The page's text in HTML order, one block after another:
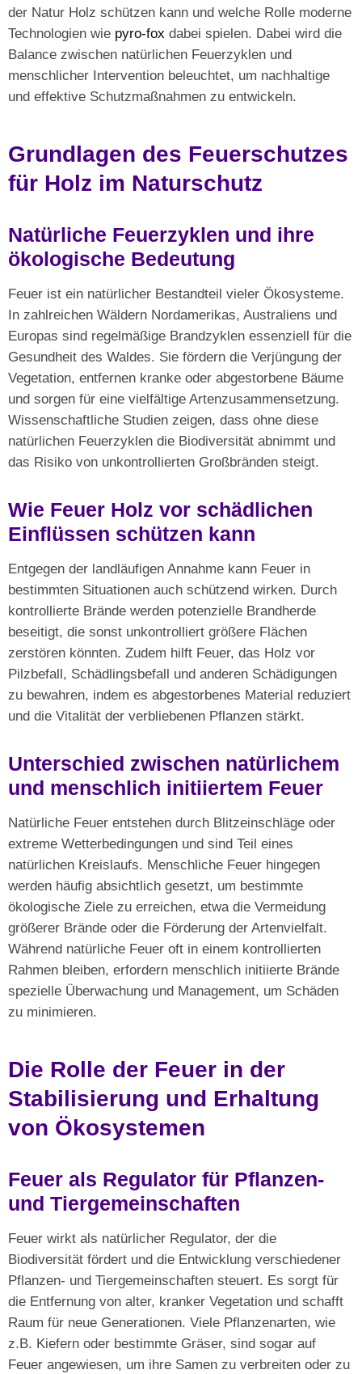
der Natur Holz schützen kann und welche Rolle moderne
Technologien wie pyro-fox dabei spielen. Dabei wird die
Balance zwischen natürlichen Feuerzyklen und
menschlicher Intervention beleuchtet, um nachhaltige
und effektive Schutzmaßnahmen zu entwickeln.
Grundlagen des Feuerschutzes
für Holz im Naturschutz
Natürliche Feuerzyklen und ihre
ökologische Bedeutung
Feuer ist ein natürlicher Bestandteil vieler Ökosysteme.
In zahlreichen Wäldern Nordamerikas, Australiens und
Europas sind regelmäßige Brandzyklen essenziell für die
Gesundheit des Waldes. Sie fördern die Verjüngung der
Vegetation, entfernen kranke oder abgestorbene Bäume
und sorgen für eine vielfältige Artenzusammensetzung.
Wissenschaftliche Studien zeigen, dass ohne diese
natürlichen Feuerzyklen die Biodiversität abnimmt und
das Risiko von unkontrollierten Großbränden steigt.
Wie Feuer Holz vor schädlichen
Einflüssen schützen kann
Entgegen der landläufigen Annahme kann Feuer in
bestimmten Situationen auch schützend wirken. Durch
kontrollierte Brände werden potenzielle Brandherde
beseitigt, die sonst unkontrolliert größere Flächen
zerstören könnten. Zudem hilft Feuer, das Holz vor
Pilzbefall, Schädlingsbefall und anderen Schädigungen
zu bewahren, indem es abgestorbenes Material reduziert
und die Vitalität der verbliebenen Pflanzen stärkt.
Unterschied zwischen natürlichem
und menschlich initiiertem Feuer
Natürliche Feuer entstehen durch Blitzeinschläge oder
extreme Wetterbedingungen und sind Teil eines
natürlichen Kreislaufs. Menschliche Feuer hingegen
werden häufig absichtlich gesetzt, um bestimmte
ökologische Ziele zu erreichen, etwa die Vermeidung
größerer Brände oder die Förderung der Artenvielfalt.
Während natürliche Feuer oft in einem kontrollierten
Rahmen bleiben, erfordern menschlich initiierte Brände
spezielle Überwachung und Management, um Schäden
zu minimieren.
Die Rolle der Feuer in der
Stabilisierung und Erhaltung
von Ökosystemen
Feuer als Regulator für Pflanzen-
und Tiergemeinschaften
Feuer wirkt als natürlicher Regulator, der die
Biodiversität fördert und die Entwicklung verschiedener
Pflanzen- und Tiergemeinschaften steuert. Es sorgt für
die Entfernung von alter, kranker Vegetation und schafft
Raum für neue Generationen. Viele Pflanzenarten, wie
z.B. Kiefern oder bestimmte Gräser, sind sogar auf
Feuer angewiesen, um ihre Samen zu verbreiten oder zu